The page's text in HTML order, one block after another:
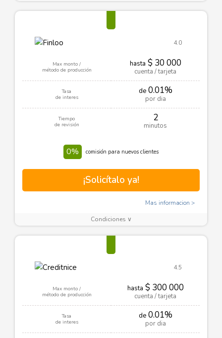
4.0
Max monto /
método de producción
hasta $ 30 000
cuenta / tarjeta
Tasa
de interes
de0.01%
por dia
Tiempo
de revisión
2
minutos
0% comisión para nuevos clientes
¡Solicítalo ya!
Mas informacion
Condiciones ∨
4.5
Max monto /
método de producción
hasta $ 300 000
cuenta / tarjeta
Tasa
de interes
de0.01%
por dia